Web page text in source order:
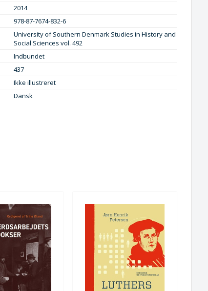
2014
978-87-7674-832-6
University of Southern Denmark Studies in History and
Social Sciences vol. 492
Indbundet
437
Ikke illustreret
Dansk